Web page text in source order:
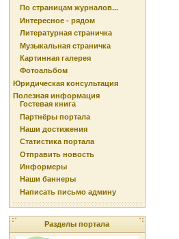
По страницам журналов...
Интересное - рядом
Литературная страничка
Музыкальная страничка
Картинная галерея
Фотоальбом
Юридическая консультация
Полезная информация
Гостевая книга
Партнёры портала
Наши достижения
Статистика портала
Отправить новость
Информеры
Наши баннеры
Написать письмо админу
Разделы портала